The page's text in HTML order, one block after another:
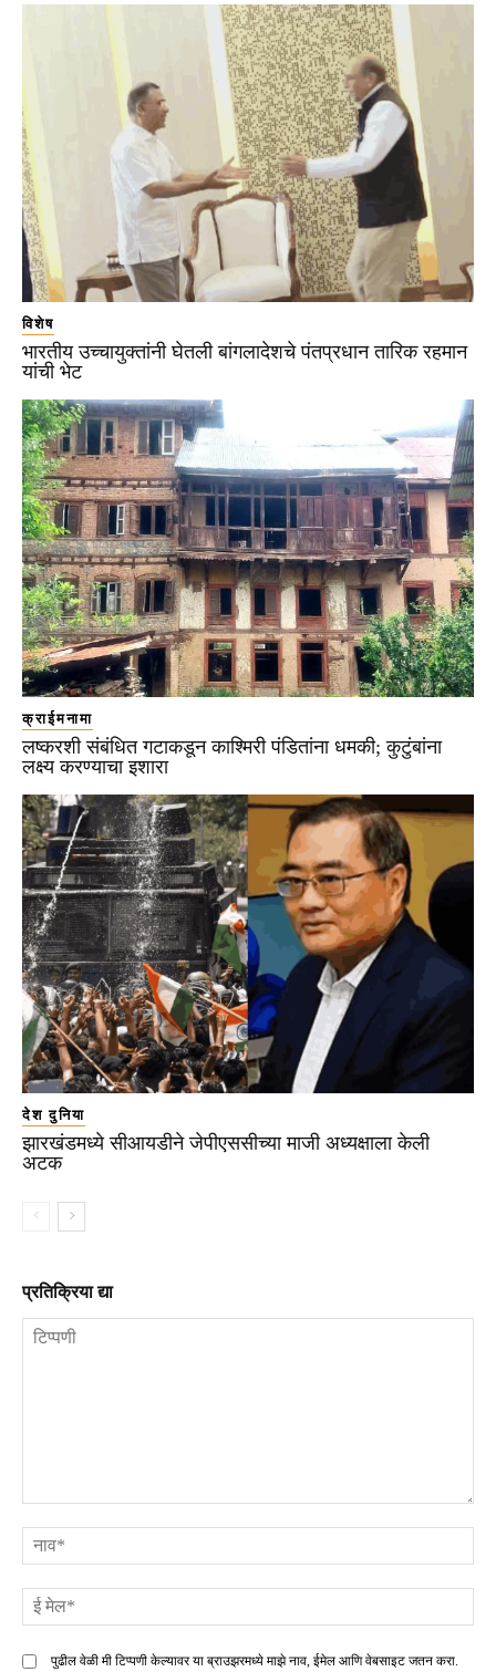
विशेष
भारतीय उच्चायुक्तांनी घेतली बांगलादेशचे पंतप्रधान तारिक रहमान
यांची भेट
क्राईमनामा
लष्करशी संबंधित गटाकडून काश्मिरी पंडितांना धमकी; कुटुंबांना
लक्ष्य करण्याचा इशारा
देश दुनिया
झारखंडमध्ये सीआयडीने जेपीएससीच्या माजी अध्यक्षाला केली
अटक
प्रतिक्रिया द्या
पुढील वेळी मी टिप्पणी केल्यावर या ब्राउझरमध्ये माझे नाव, ईमेल आणि वेबसाइट जतन करा.